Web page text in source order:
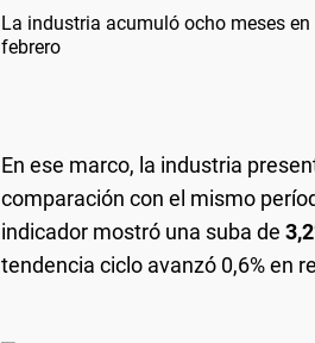
La industria acumuló ocho meses
febrero
En ese marco, la industria
comparación con el mismo
indicador mostró una suba de
tendencia ciclo avanzó 0,6% en